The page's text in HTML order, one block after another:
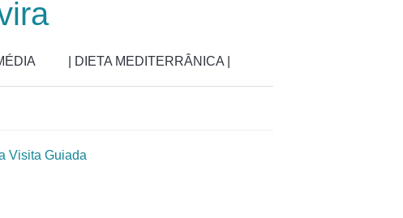
| DIETA MEDITERRÂNICA |
Visita Guiada